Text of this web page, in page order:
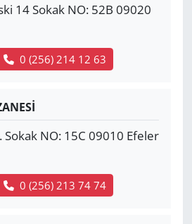
14 Sokak NO: 52B 09020
0 (256) 214 12 63
Sokak NO: 15C 09010 Efeler
0 (256) 213 74 74